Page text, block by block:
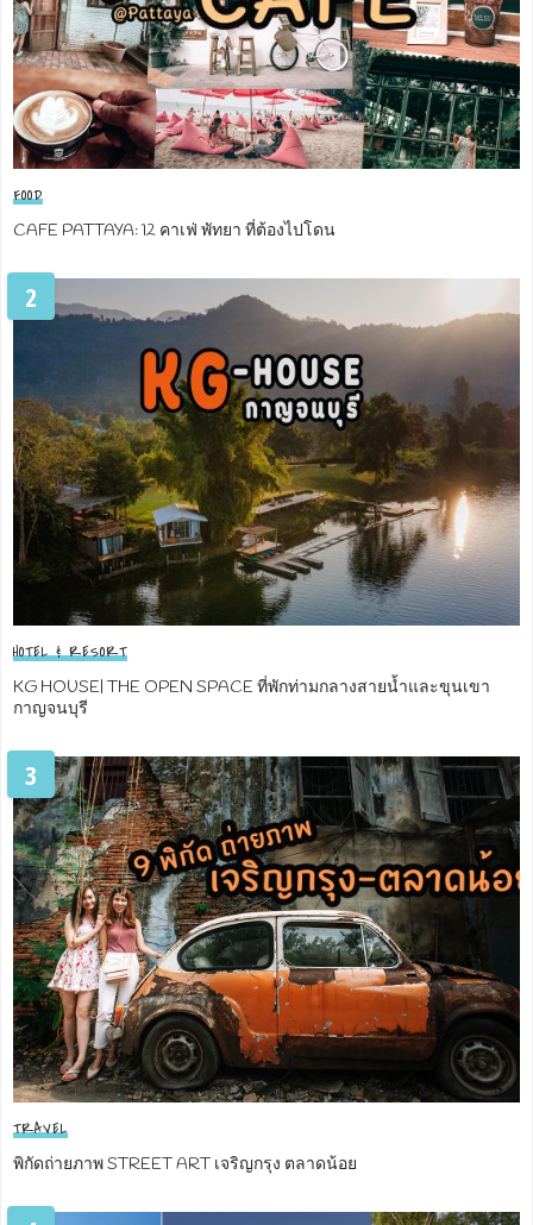
FOOD
CAFE PATTAYA: 12 คาเฟ่ พัทยา ที่ต้องไปโดน
2
HOTEL & RESORT
KG HOUSE| THE OPEN SPACE ที่พักท่ามกลางสายน้ำและขุนเขา
กาญจนบุรี
3
TRAVEL
พิกัดถ่ายภาพ STREET ART เจริญกรุง ตลาดน้อย